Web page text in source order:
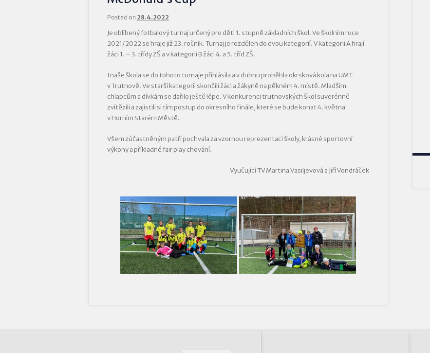
Posted on 28.4.2022
Je oblíbený fotbalový turnaj určený pro děti 1. stupně základních škol. Ve školním roce
2021/2022 se hraje již 23. ročník. Turnaj je rozdělen do dvou kategorií. V kategorii A hrají
žáci 1. – 3. třídy ZŠ a v kategorii B žáci 4. a 5. tříd ZŠ.
I naše škola se do tohoto turnaje přihlásila a v dubnu proběhla okrsková kola na UMT
v Trutnově. Ve starší kategorii skončili žáci a žákyně na pěkném 4. místě. Mladším
chlapcům a dívkám se dařilo ještě lépe. V konkurenci trutnovských škol suverénně
zvítězili a zajistili si tím postup do okresního finále, které se bude konat 4. května
v Horním Starém Městě.
Všem zúčastněným patří pochvala za vzornou reprezentaci školy, krásné sportovní
výkony a příkladné fair play chování.
Vyučující TV Martina Vasiljevová a Jiří Vondráček